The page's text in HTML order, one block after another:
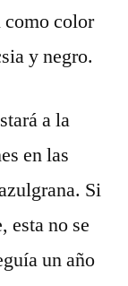
como color
y negro.
a la
en las
Si
esta no se
un año